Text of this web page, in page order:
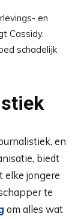
en
Cassidy.
schadelijk
en
biedt
elke jongere
te
om alles wat